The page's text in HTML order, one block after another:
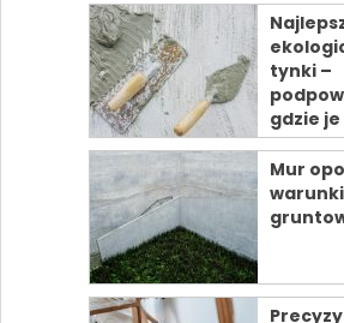
tynki –
gdzie
Mur
warunki